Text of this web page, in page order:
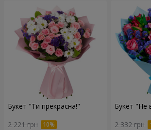
Букет "Ти прекрасна!"
2 221 грн
Букет "Не
2 332 грн